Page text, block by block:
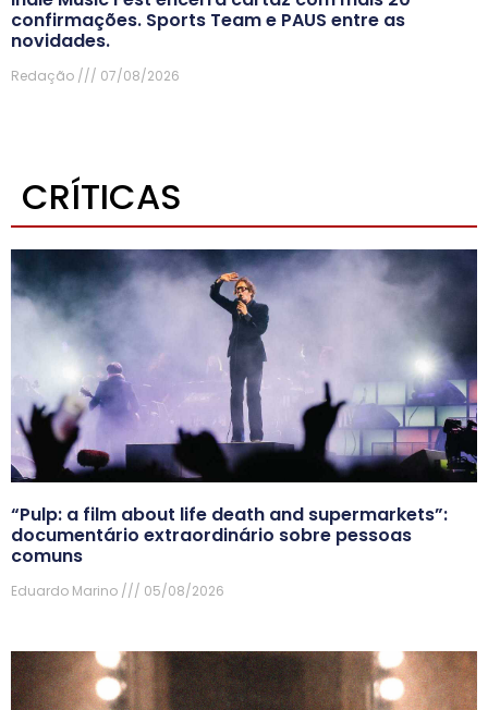
confirmações. Sports Team e PAUS entre as
novidades.
Redação 07/08/2026
CRÍTICAS
“Pulp: a film about life death and supermarkets”:
documentário extraordinário sobre pessoas
comuns
Eduardo Marino 05/08/2026